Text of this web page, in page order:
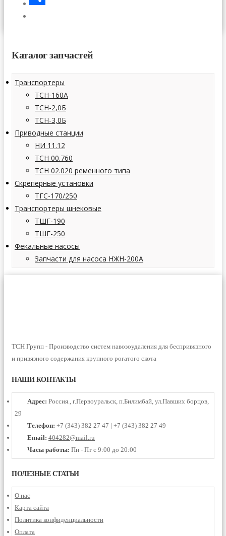
Каталог запчастей
Транспортеры
ТСН-160А
ТСН-2,0Б
ТСН-3,0Б
Приводные станции
НИ 11.12
ТСН 00.760
ТСН 02.020 ременного типа
Скреперные установки
ТГС-170/250
Транспортеры шнековые
ТШГ-190
ТШГ-250
Фекальные насосы
Запчасти для насоса НЖН-200А
ТСН Групп - Производство систем навозоудаления для беспривязного
и привязного содержания крупного рогатого скота
НАШИ КОНТАКТЫ
Адрес: Россия., г.Первоуральск, п.Билимбай, ул.Павших борцов,
29
Телефон: +7 (343) 382 27 47 | +7 (343) 382 27 49
Email: 404282@mail.ru
Часы работы: Пн - Пт с 9:00 до 20:00
ПОЛЕЗНЫЕ СТАТЬИ
О нас
Карта сайта
Политика конфиденциальности
Оплата